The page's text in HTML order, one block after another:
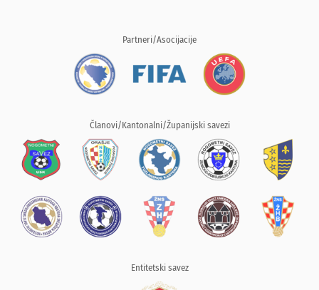
Partneri/Asocijacije
Članovi/Kantonalni/Županijski savezi
Entitetski savez